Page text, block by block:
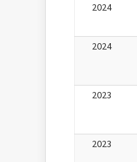
2024
2024
2023
2023